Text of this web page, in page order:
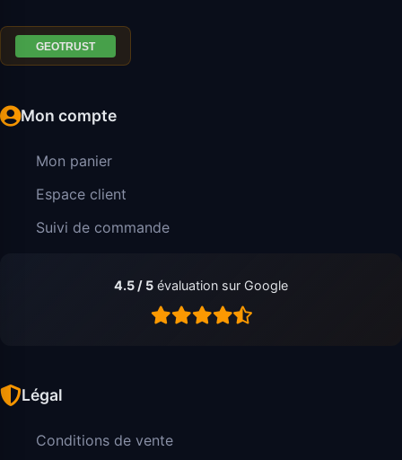
Mon compte
Mon panier
Espace client
Suivi de commande
4.5 / 5 évaluation sur Google
Légal
Conditions de vente